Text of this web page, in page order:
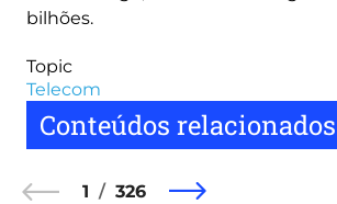
bilhões.
Topic
Telecom
Conteúdos relacionados
1 326